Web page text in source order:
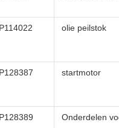
olie peilstok
startmotor
Onderdelen